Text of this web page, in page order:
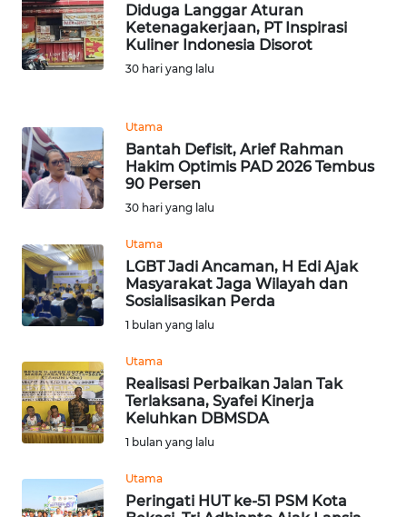
Diduga Langgar Aturan
Ketenagakerjaan, PT Inspirasi
Kuliner Indonesia Disorot
30 hari yang lalu
Utama
Bantah Defisit, Arief Rahman
Hakim Optimis PAD 2026 Tembus
90 Persen
30 hari yang lalu
Utama
LGBT Jadi Ancaman, H Edi Ajak
Masyarakat Jaga Wilayah dan
Sosialisasikan Perda
1 bulan yang lalu
Utama
Realisasi Perbaikan Jalan Tak
Terlaksana, Syafei Kinerja
Keluhkan DBMSDA
1 bulan yang lalu
Utama
Peringati HUT ke-51 PSM Kota
WN
MALUT
DAIRI
WN
DANAU
TOBA
WN
NIAS
WN
WN
TAPANULI
SELATAN
WN
TANJUNG